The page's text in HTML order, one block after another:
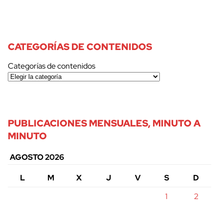
CATEGORÍAS DE CONTENIDOS
Categorías de contenidos
PUBLICACIONES MENSUALES, MINUTO A
MINUTO
AGOSTO 2026
L
M X J V S
D
1
2